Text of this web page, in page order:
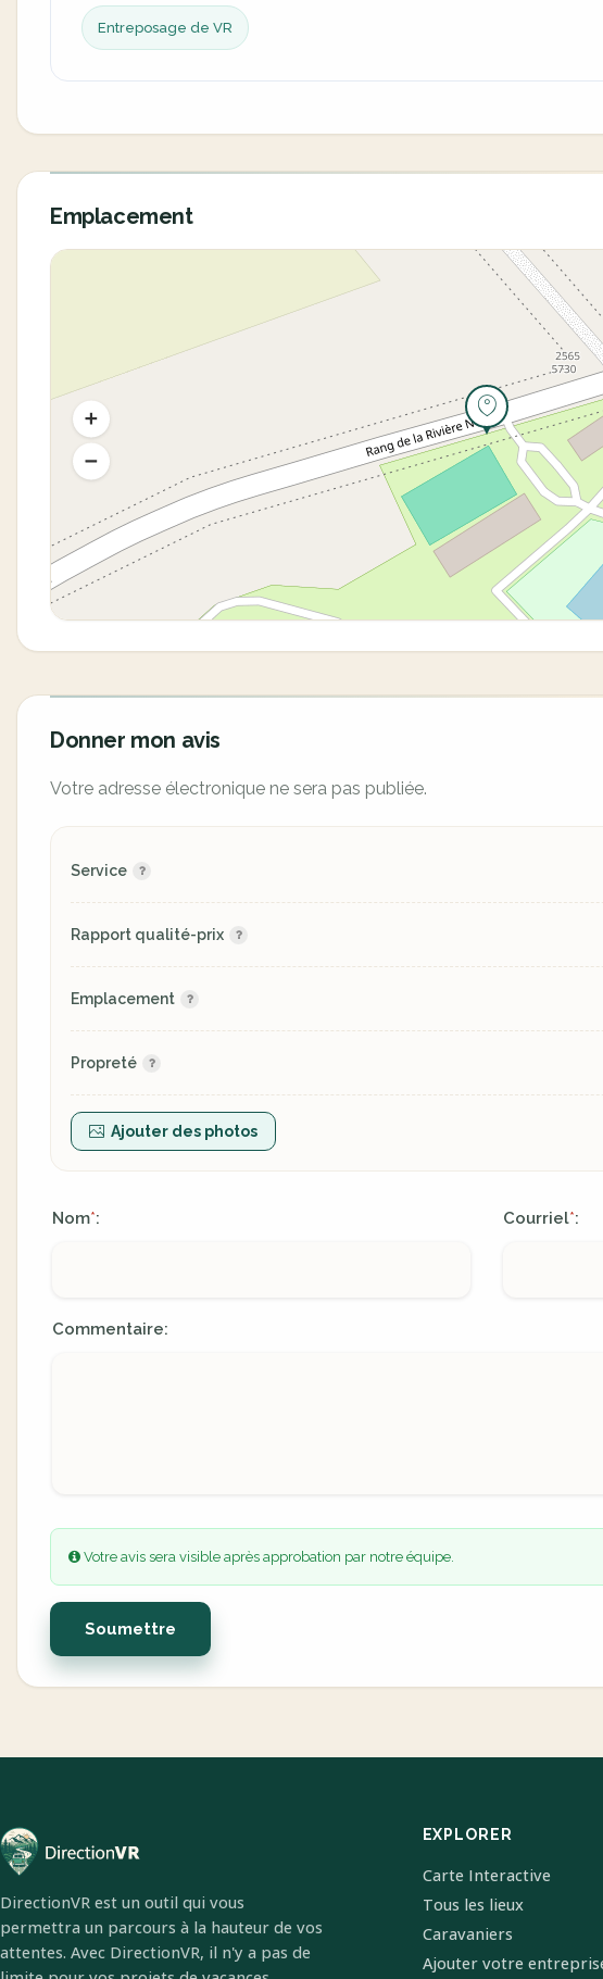
Entreposage de VR
Emplacement
Donner mon avis
Votre adresse électronique ne sera pas publiée.
Service
Rapport qualité-prix
Emplacement
Propreté
Ajouter des photos
Nom*: Courriel*:
Commentaire:
Votre avis sera visible après approbation par notre équipe.
Soumettre
DirectionVR est un outil qui vous
permettra un parcours à la hauteur de vos
attentes. Avec DirectionVR, il n'y a pas de
EXPLORER
Carte Interactive
Tous les lieux
Caravaniers
Ajouter votre